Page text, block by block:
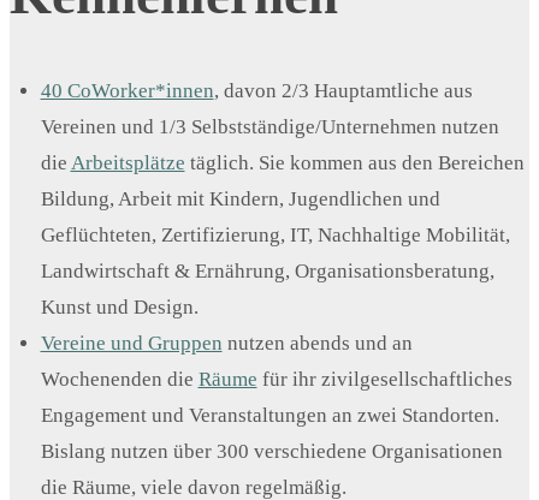
40 CoWorker*innen, davon 2/3 Hauptamtliche aus
Vereinen und 1/3 Selbstständige/Unternehmen nutzen
die Arbeitsplätze täglich. Sie kommen aus den Bereichen
Bildung, Arbeit mit Kindern, Jugendlichen und
Geflüchteten, Zertifizierung, IT, Nachhaltige Mobilität,
Landwirtschaft & Ernährung, Organisationsberatung,
Kunst und Design.
Vereine und Gruppen nutzen abends und an
Wochenenden die Räume für ihr zivilgesellschaftliches
Engagement und Veranstaltungen an zwei Standorten.
Bislang nutzen über 300 verschiedene Organisationen
die Räume, viele davon regelmäßig.